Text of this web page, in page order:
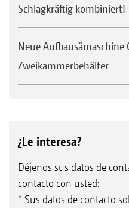
Schlagkräftig kombiniert!
Neue Aufbausämaschine
Zweikammerbehälter
¿Le interesa?
Déjenos sus datos de
contacto con usted:
* Sus datos de contacto